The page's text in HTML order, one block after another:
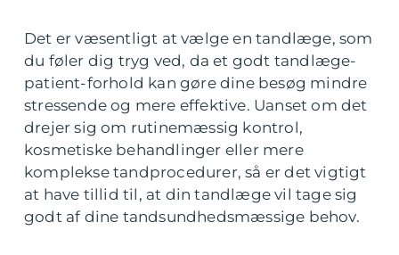
Det er væsentligt at vælge en tandlæge, som
du føler dig tryg ved, da et godt tandlæge-
patient-forhold kan gøre dine besøg mindre
stressende og mere effektive. Uanset om det
drejer sig om rutinemæssig kontrol,
kosmetiske behandlinger eller mere
komplekse tandprocedurer, så er det vigtigt
at have tillid til, at din tandlæge vil tage sig
godt af dine tandsundhedsmæssige behov.